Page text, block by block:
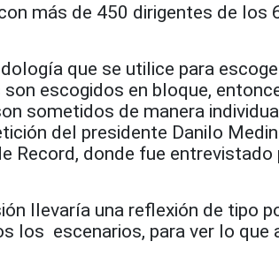
más de 450 dirigentes de los
que se utilice para
escogidos en bloque,
sometidos de manera
del presidente Danilo
Record, donde fue
llevaría una reflexión de tipo
los escenarios, para ver lo que